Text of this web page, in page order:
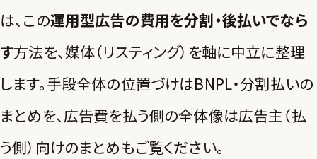
は、この運用型広告の費用を分割・後払いでなら
す方法を、媒体（リスティング）を軸に中立に整理
します。手段全体の位置づけはBNPL・分割払いの
まとめを、広告費を払う側の全体像は広告主（払
う側）向けのまとめもご覧ください。